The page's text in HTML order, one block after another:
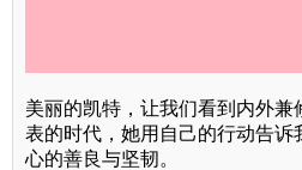
美丽的凯特，让我们看到内外
表的时代，她用自己的行动告诉
心的善良与坚韧。